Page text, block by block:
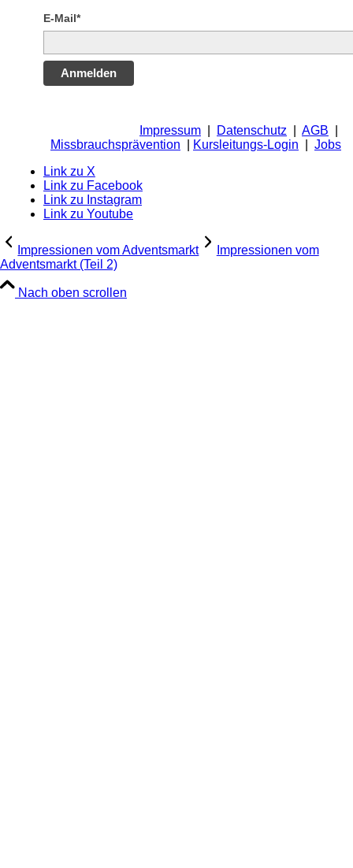
E-Mail*
Anmelden
Impressum Datenschutz AGB
Missbrauchsprävention
Kursleitungs-Login
Jobs
Link zu X
Link zu Facebook
Link zu Instagram
Link zu Youtube
Impressionen vom Adventsmarkt
Impressionen vom
Adventsmarkt (Teil 2)
Nach oben scrollen